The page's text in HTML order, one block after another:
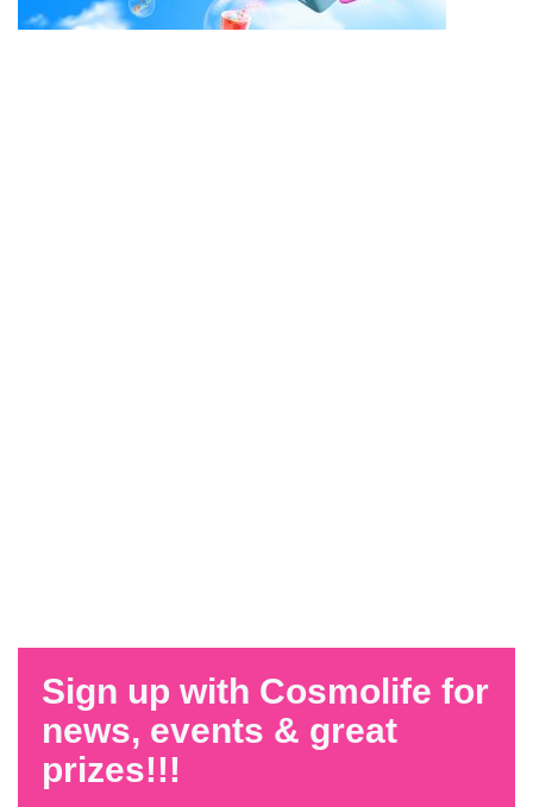
Sign up with Cosmolife for
news, events & great
prizes!!!